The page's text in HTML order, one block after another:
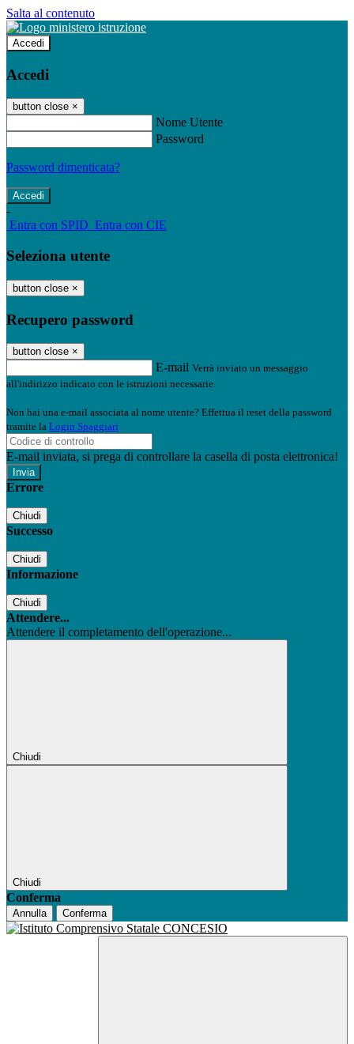
Salta al contenuto
Accedi
Accedi
button close ×
Nome Utente
Password
Password dimenticata?
-
Entra con SPID Entra con CIE
Seleziona utente
button close ×
Recupero password
button close ×
E-mail Verrà inviato un messaggio
all'indirizzo indicato con le istruzioni necessarie.
Non hai una e-mail associata al nome utente? Effettua il reset della password
tramite la Login Spaggiari
E-mail inviata, si prega di controllare la casella di posta elettronica!
Errore
Chiudi
Successo
Chiudi
Informazione
Chiudi
Attendere...
Attendere il completamento dell'operazione...
Chiudi
Chiudi
Conferma
Annulla Conferma